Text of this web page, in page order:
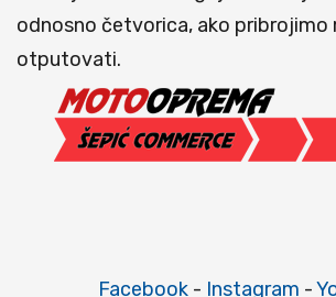
odnosno četvorica, ako pribrojimo
otputovati.
Facebook - Instagram -